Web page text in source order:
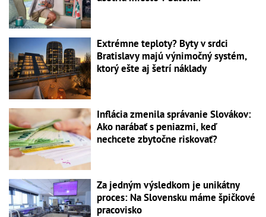
Extrémne teploty? Byty v srdci
Bratislavy majú výnimočný systém,
ktorý ešte aj šetrí náklady
Inflácia zmenila správanie Slovákov:
Ako narábať s peniazmi, keď
nechcete zbytočne riskovať?
Za jedným výsledkom je unikátny
proces: Na Slovensku máme špičkové
pracovisko